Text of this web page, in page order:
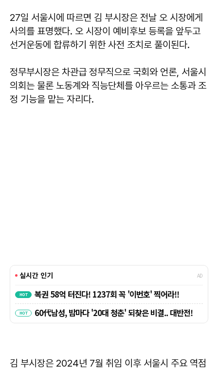
27일 서울시에 따르면 김 부시장은 전날 오 시장에게
사의를 표명했다. 오 시장이 예비후보 등록을 앞두고
선거운동에 합류하기 위한 사전 조치로 풀이된다.
정무부시장은 차관급 정무직으로 국회와 언론, 서울시
의회는 물론 노동계와 직능단체를 아우르는 소통과 조
정 기능을 맡는 자리다.
김 부시장은 2024년 7월 취임 이후 서울시 주요 역점